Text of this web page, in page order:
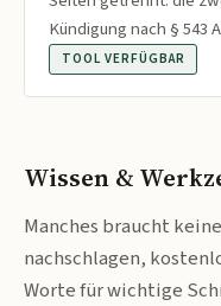
Kündigung nach § 543
TOOL VERFÜGBAR
Wissen &
Manches braucht
nachschlagen,
Worte für wichtige